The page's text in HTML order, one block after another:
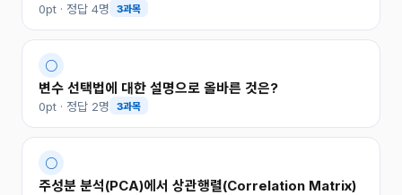
0pt · 정답 4명 3과목
○
변수 선택법에 대한 설명으로 올바른 것은?
0pt · 정답 2명 3과목
○
주성분 분석(PCA)에서 상관행렬(Correlation Matrix)